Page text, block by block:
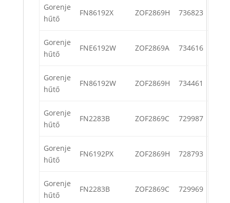
Gorenje
hűtő
FN86192X ZOF2869H 736823
Gorenje
hűtő
FNE6192W ZOF2869A 734616
Gorenje
hűtő
FN86192W ZOF2869H 734461
Gorenje
hűtő
FN2283B ZOF2869C 729987
Gorenje
hűtő
FN6192PX ZOF2869H 728793
Gorenje
hűtő
FN2283B ZOF2869C 729969